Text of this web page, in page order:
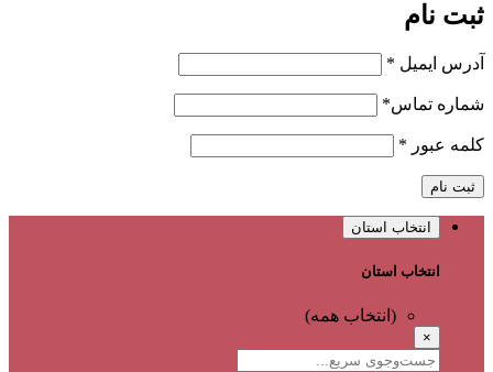
ثبت نام
آدرس ایمیل *
شماره تماس*
کلمه عبور *
ثبت نام
انتخاب استان
انتخاب استان
(انتخاب همه)
×